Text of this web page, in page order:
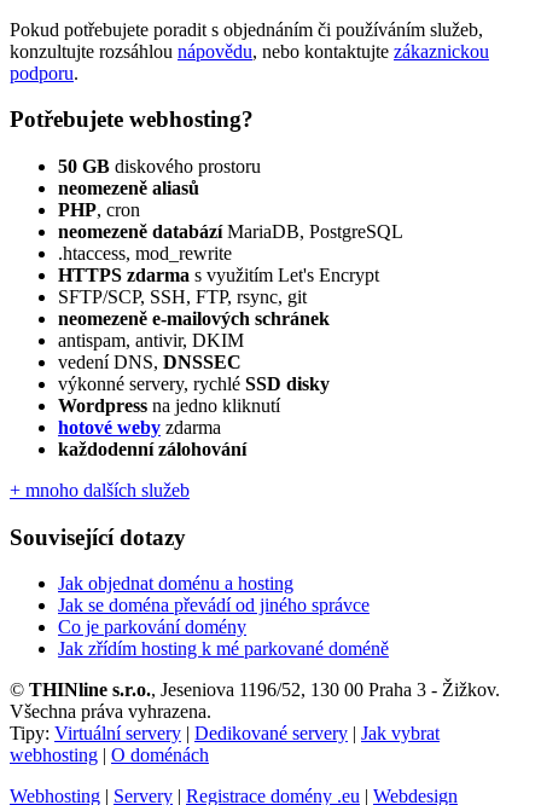
Pokud potřebujete poradit s objednáním či používáním služeb,
konzultujte rozsáhlou nápovědu, nebo kontaktujte zákaznickou
podporu.
Potřebujete webhosting?
50 GB diskového prostoru
neomezeně aliasů
PHP, cron
neomezeně databázíMariaDB, PostgreSQL
.htaccess, mod_rewrite
HTTPS zdarma s využitím Let's Encrypt
SFTP/SCP, SSH, FTP, rsync, git
neomezeně e‑mailových schránek
antispam, antivir, DKIM
vedení DNS, DNSSEC
výkonné servery, rychlé SSD disky
Wordpress na jedno kliknutí
hotové weby zdarma
každodenní zálohování
+ mnoho dalších služeb
Související dotazy
Jak objednat doménu a hosting
Jak se doména převádí od jiného správce
Co je parkování domény
Jak zřídím hosting k mé parkované doméně
© THINline s.r.o., Jeseniova 1196/52, 130 00 Praha 3 - Žižkov.
Všechna práva vyhrazena.
Tipy: Virtuální servery | Dedikované servery | Jak vybrat
webhosting | O doménách
Webhosting | Servery | Registrace domény .eu | Webdesign